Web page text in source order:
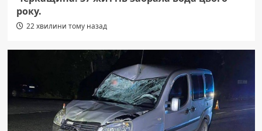
року.
22 хвилини тому назад